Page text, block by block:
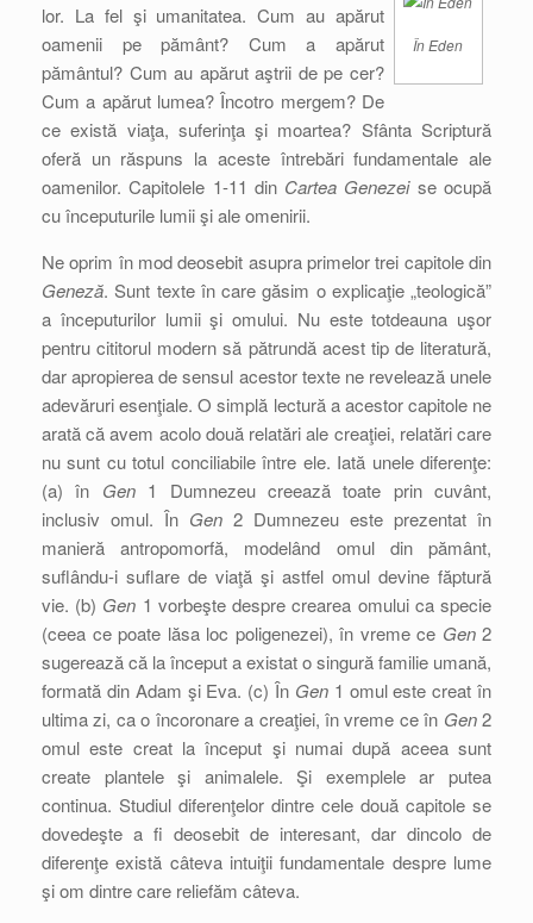
În Eden
lor. La fel şi umanitatea. Cum au apărut
oamenii pe pământ? Cum a apărut
pământul? Cum au apărut aştrii de pe cer?
Cum a apărut lumea? Încotro mergem? De
ce există viaţa, suferinţa şi moartea? Sfânta Scriptură
oferă un răspuns la aceste întrebări fundamentale ale
oamenilor. Capitolele 1-11 din Cartea Genezeise ocupă
cu începuturile lumii şi ale omenirii.
Ne oprim în mod deosebit asupra primelor trei capitole din
Geneză. Sunt texte în care găsim o explicaţie „teologică”
a începuturilor lumii şi omului. Nu este totdeauna uşor
pentru cititorul modern să pătrundă acest tip de literatură,
dar apropierea de sensul acestor texte ne revelează unele
adevăruri esenţiale. O simplă lectură a acestor capitole ne
arată că avem acolo două relatări ale creaţiei, relatări care
nu sunt cu totul conciliabile între ele. Iată unele diferenţe:
(a) în Gen1 Dumnezeu creează toate prin cuvânt,
inclusiv omul. În Gen 2 Dumnezeu este prezentat în
manieră antropomorfă, modelând omul din pământ,
suflându-i suflare de viaţă şi astfel omul devine făptură
vie. (b) Gen 1 vorbeşte despre crearea omului ca specie
(ceea ce poate lăsa loc poligenezei), în vreme ce Gen2
sugerează că la început a existat o singură familie umană,
formată din Adam şi Eva. (c) În Gen1 omul este creat în
ultima zi, ca o încoronare a creaţiei, în vreme ce în Gen2
omul este creat la început şi numai după aceea sunt
create plantele şi animalele. Şi exemplele ar putea
continua. Studiul diferenţelor dintre cele două capitole se
dovedeşte a fi deosebit de interesant, dar dincolo de
diferenţe există câteva intuiţii fundamentale despre lume
şi om dintre care reliefăm câteva.